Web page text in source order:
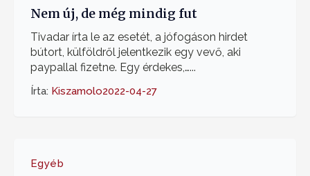
Nem új, de még mindig fut
Tivadar írta le az esetét, a jófogáson hirdet
bútort, külföldről jelentkezik egy vevő, aki
paypallal fizetne. Egy érdekes,…...
Írta: Kiszamolo2022-04-27
Egyéb